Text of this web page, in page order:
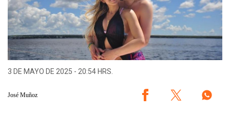
3 DE MAYO DE 2025 - 20:54 HRS.
José Muñoz